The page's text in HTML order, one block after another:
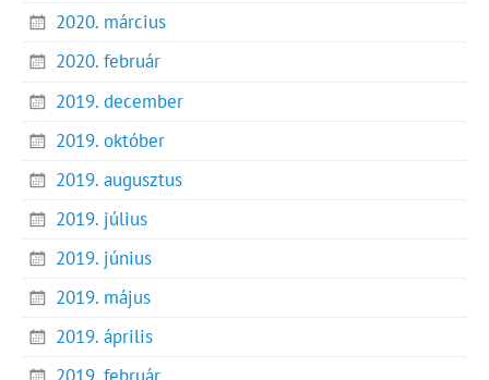
2020. március
2020. február
2019. december
2019. október
2019. augusztus
2019. július
2019. június
2019. május
2019. április